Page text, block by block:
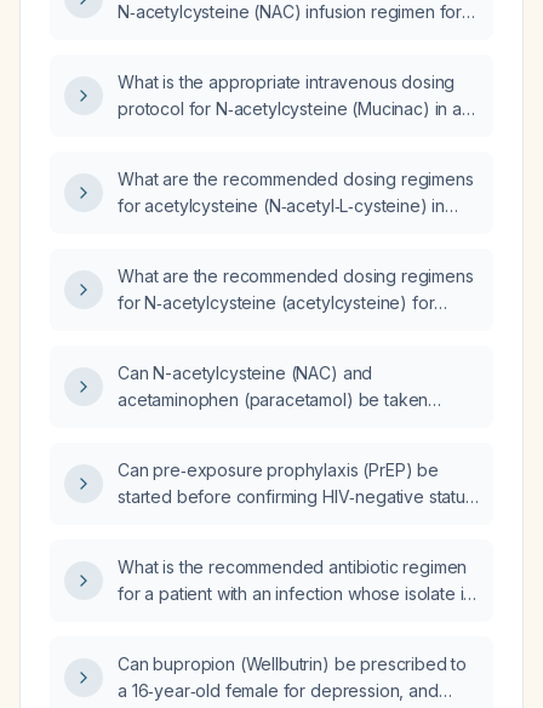
N‑acetylcysteine (NAC) infusion regimen for
What is the appropriate intravenous dosing
protocol for N‑acetylcysteine (Mucinac) in a
What are the recommended dosing regimens
for acetylcysteine (N‑acetyl‑L‑cysteine) in
for prevention of contrast‑induced
nephropathy?
What are the recommended dosing regimens
for N‑acetylcysteine (acetylcysteine) for
nephropathy?
Can N-acetylcysteine (NAC) and
acetaminophen (paracetamol) be taken
Can pre‑exposure prophylaxis (PrEP) be
started before confirming HIV‑negative status
What is the recommended antibiotic regimen
for a patient with an infection whose isolate is
Can bupropion (Wellbutrin) be prescribed to
a 16‑year‑old female for depression, and